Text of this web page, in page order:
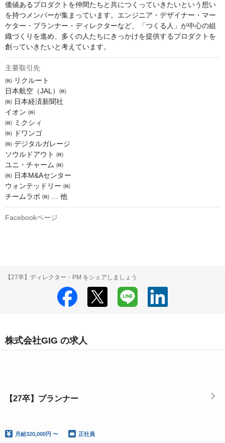
価値あるプロダクトを仲間たちと共につくっていきたいという想い
を持つメンバーが集まっています。エンジニア・デザイナー・マー
ケター・プランナー・ディレクターなど、「つくる人」が中心の組
織づくりを進め、多くの人たちにきっかけを提供するプロダクトを
創っていきたいと考えています。
主要取引先
㈱ リクルート
日本航空（JAL）㈱
㈱ 日本経済新聞社
イオン ㈱
㈱ ミクシィ
㈱ ドワンゴ
㈱ デジタルガレージ
ソウルドアウト ㈱
ユニ・チャーム ㈱
㈱ 日本M&Aセンター
ウォンテッドリー ㈱
チームラボ ㈱ … 他
Facebookページ
【27卒】ディレクター・PM をシェアしましょう
株式会社GIG の求人
【27卒】プランナー
月給320,000円 〜 正社員